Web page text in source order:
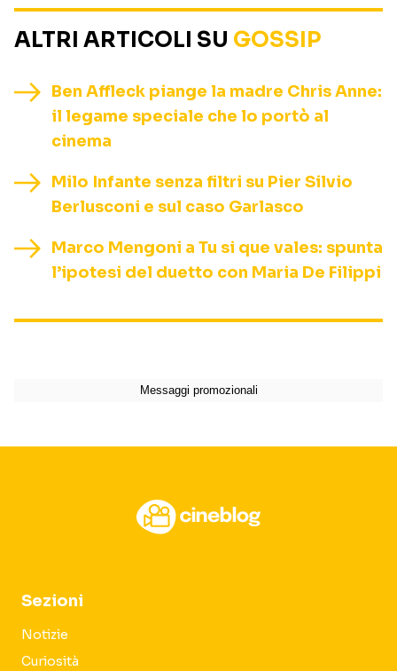
ALTRI ARTICOLI SU GOSSIP
Ben Affleck piange la madre Chris Anne:
il legame speciale che lo portò al
cinema
Milo Infante senza filtri su Pier Silvio
Berlusconi e sul caso Garlasco
Marco Mengoni a Tu si que vales: spunta
l’ipotesi del duetto con Maria De Filippi
Sezioni
Notizie
Curiosità